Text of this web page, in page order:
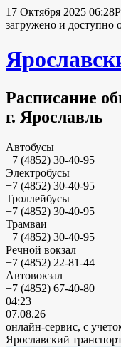
17 Октября 2025 06:28
загружено и доступно
Расписание
г. Ярославль
Автобусы
+7 (4852) 30-40-95
Электробусы
+7 (4852) 30-40-95
Троллейбусы
+7 (4852) 30-40-95
Трамваи
+7 (4852) 30-40-95
Речной вокзал
+7 (4852) 22-81-44
Автовокзал
+7 (4852) 67-40-80
04:23
07.08.26
онлайн-сервис, с
Ярославский